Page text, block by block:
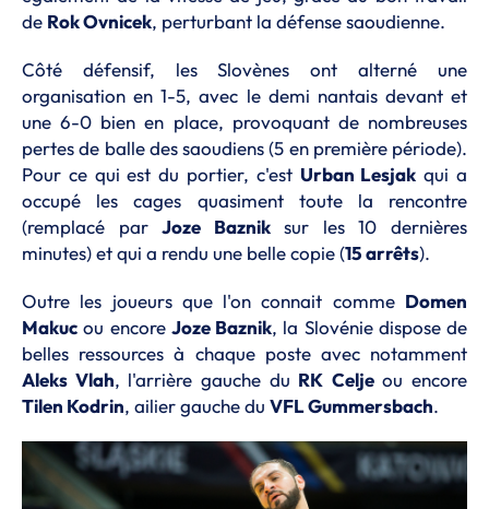
de Rok Ovnicek, perturbant la défense saoudienne.
Côté défensif, les Slovènes ont alterné une
organisation en 1-5, avec le demi nantais devant et
une 6-0 bien en place, provoquant de nombreuses
pertes de balle des saoudiens (5 en première période).
Pour ce qui est du portier, c'est Urban Lesjak qui a
occupé les cages quasiment toute la rencontre
(remplacé parJoze Bazniksur les 10 dernières
minutes) et qui a rendu une belle copie (15 arrêts).
Outre les joueurs que l'on connait comme Domen
Makuc ou encore Joze Baznik, la Slovénie dispose de
belles ressources à chaque poste avec notamment
Aleks Vlah, l'arrière gauche du RK Celjeou encore
Tilen Kodrin, ailier gauche du VFL Gummersbach.